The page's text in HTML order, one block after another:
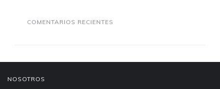
COMENTARIOS RECIENTES
NOSOTROS